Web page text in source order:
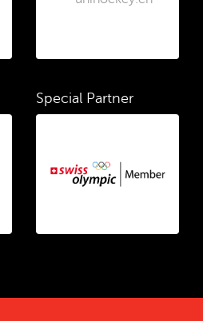
Special Partner